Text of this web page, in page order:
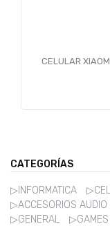
CELULAR
CATEGORÍAS
▷INFORMATICA
▷ACCESORIOS AUDIO
▷GENERAL
▷GAMES